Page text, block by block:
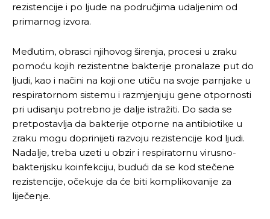
rezistencije i po ljude na područjima udaljenim od
primarnog izvora.
Međutim, obrasci njihovog širenja, procesi u zraku
pomoću kojih rezistentne bakterije pronalaze put do
ljudi, kao i načini na koji one utiču na svoje parnjake u
respiratornom sistemu i razmjenjuju gene otpornosti
pri udisanju potrebno je dalje istražiti. Do sada se
pretpostavlja da bakterije otporne na antibiotike u
zraku mogu doprinijeti razvoju rezistencije kod ljudi.
Nadalje, treba uzeti u obzir i respiratornu virusno-
bakterijsku koinfekciju, budući da se kod stečene
rezistencije, očekuje da će biti komplikovanije za
liječenje.